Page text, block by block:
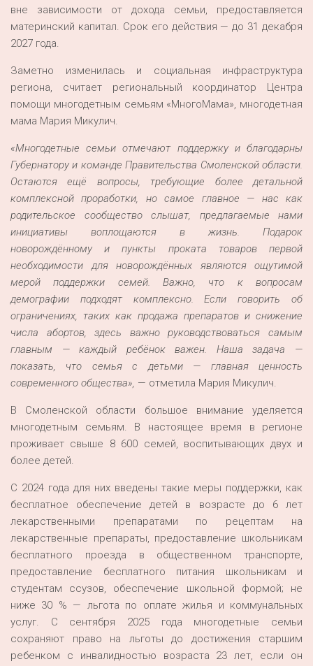
вне зависимости от дохода семьи, предоставляется
материнский капитал. Срок его действия — до 31 декабря
2027 года.
Заметно изменилась и социальная инфраструктура
региона, считает региональный координатор Центра
помощи многодетным семьям «МногоМама», многодетная
мама Мария Микулич.
«Многодетные семьи отмечают поддержку и благодарны
Губернатору и команде Правительства Смоленской области.
Остаются ещё вопросы, требующие более детальной
комплексной проработки, но самое главное — нас как
родительское сообщество слышат, предлагаемые нами
инициативы воплощаются в жизнь. Подарок
новорождённому и пункты проката товаров первой
необходимости для новорождённых являются ощутимой
мерой поддержки семей. Важно, что к вопросам
демографии подходят комплексно. Если говорить об
ограничениях, таких как продажа препаратов и снижение
числа абортов, здесь важно руководствоваться самым
главным — каждый ребёнок важен. Наша задача —
показать, что семья с детьми — главная ценность
современного общества», — отметила Мария Микулич.
В Смоленской области большое внимание уделяется
многодетным семьям. В настоящее время в регионе
проживает свыше 8 600 семей, воспитывающих двух и
более детей.
С 2024 года для них введены такие меры поддержки, как
бесплатное обеспечение детей в возрасте до 6 лет
лекарственными препаратами по рецептам на
лекарственные препараты, предоставление школьникам
бесплатного проезда в общественном транспорте,
предоставление бесплатного питания школьникам и
студентам ссузов, обеспечение школьной формой; не
ниже 30 % — льгота по оплате жилья и коммунальных
услуг. С сентября 2025 года многодетные семьи
сохраняют право на льготы до достижения старшим
ребенком с инвалидностью возраста 23 лет, если он